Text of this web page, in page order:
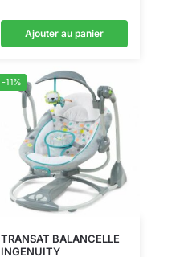
Ajouter au panier
-11%
TRANSAT BALANCELLE
INGENUITY